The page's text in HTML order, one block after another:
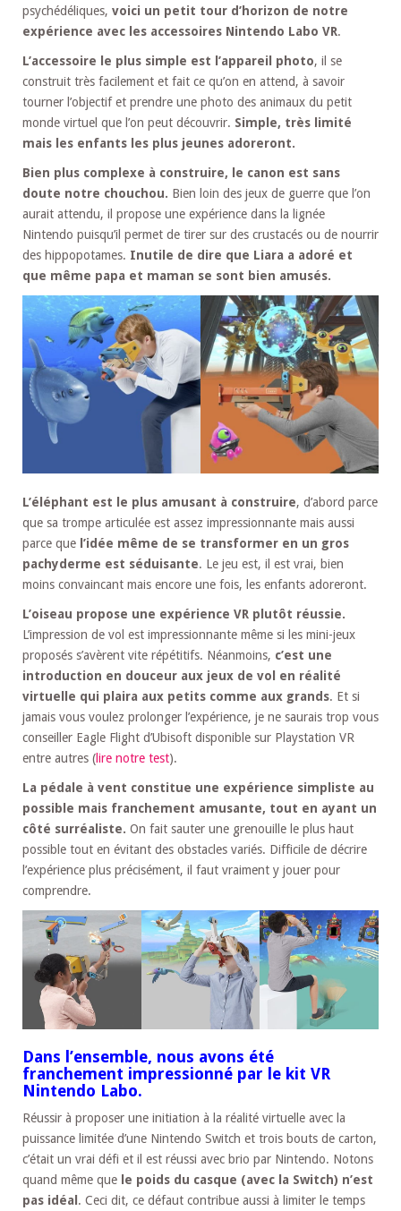
psychédéliques, voici un petit tour d’horizon de notre
expérience avec les accessoires Nintendo Labo VR.
L’accessoire le plus simple est l’appareil photo, il se
construit très facilement et fait ce qu’on en attend, à savoir
tourner l’objectif et prendre une photo des animaux du petit
monde virtuel que l’on peut découvrir. Simple, très limité
mais les enfants les plus jeunes adoreront.
Bien plus complexe à construire, le canon est sans
doute notre chouchou. Bien loin des jeux de guerre que l’on
aurait attendu, il propose une expérience dans la lignée
Nintendo puisqu’il permet de tirer sur des crustacés ou de nourrir
des hippopotames. Inutile de dire que Liara a adoré et
que même papa et maman se sont bien amusés.
L’éléphant est le plus amusant à construire, d’abord parce
que sa trompe articulée est assez impressionnante mais aussi
parce que l’idée même de se transformer en un gros
pachyderme est séduisante. Le jeu est, il est vrai, bien
moins convaincant mais encore une fois, les enfants adoreront.
L’oiseau propose une expérience VR plutôt réussie.
L’impression de vol est impressionnante même si les mini-jeux
proposés s’avèrent vite répétitifs. Néanmoins, c’est une
introduction en douceur aux jeux de vol en réalité
virtuelle qui plaira aux petits comme aux grands. Et si
jamais vous voulez prolonger l’expérience, je ne saurais trop vous
conseiller Eagle Flight d’Ubisoft disponible sur Playstation VR
entre autres (lire notre test).
La pédale à vent constitue une expérience simpliste au
possible mais franchement amusante, tout en ayant un
côté surréaliste. On fait sauter une grenouille le plus haut
possible tout en évitant des obstacles variés. Difficile de décrire
l’expérience plus précisément, il faut vraiment y jouer pour
comprendre.
Dans l’ensemble, nous avons été
franchement impressionné par le kit VR
Nintendo Labo.
Réussir à proposer une initiation à la réalité virtuelle avec la
puissance limitée d’une Nintendo Switch et trois bouts de carton,
c’était un vrai défi et il est réussi avec brio par Nintendo. Notons
quand même que le poids du casque (avec la Switch) n’est
pas idéal . Ceci dit, ce défaut contribue aussi à limiter le temps